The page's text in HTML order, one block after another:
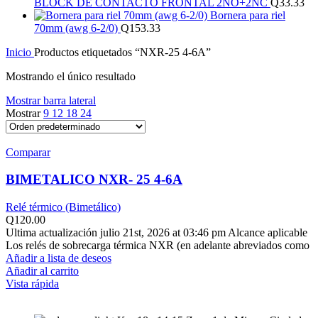
Bornera para riel
70mm (awg 6-2/0) Q153.33
Inicio Productos etiquetados “NXR-25 4-6A”
Mostrando el único resultado
Mostrar barra lateral
Mostrar9 12 18 24
Comparar
BIMETALICO NXR- 25 4-6A
Relé térmico (Bimetálico)
Q120.00
Ultima actualización julio 21st, 2026 at 03:46 pm Alcance aplicable
Los relés de sobrecarga térmica NXR (en adelante abreviados como
Añadir a lista de deseos
Añadir al carrito
Vista rápida